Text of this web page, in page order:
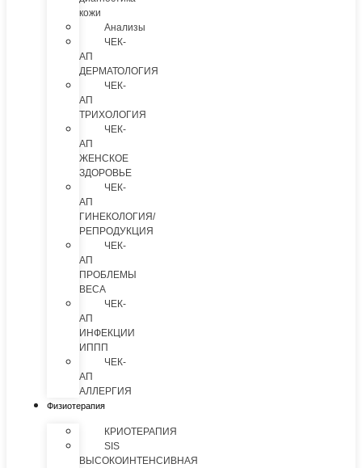
кожи
Анализы
ЧЕК-
АП
ДЕРМАТОЛОГИЯ
ЧЕК-
АП
ТРИХОЛОГИЯ
ЧЕК-
АП
ЖЕНСКОЕ
ЗДОРОВЬЕ
ЧЕК-
АП
ГИНЕКОЛОГИЯ/
РЕПРОДУКЦИЯ
ЧЕК-
АП
ПРОБЛЕМЫ
ВЕСА
ЧЕК-
АП
ИНФЕКЦИИ
ИППП
ЧЕК-
АП
АЛЛЕРГИЯ
Физиотерапия
КРИОТЕРАПИЯ
SIS
ВЫСОКОИНТЕНСИВНАЯ